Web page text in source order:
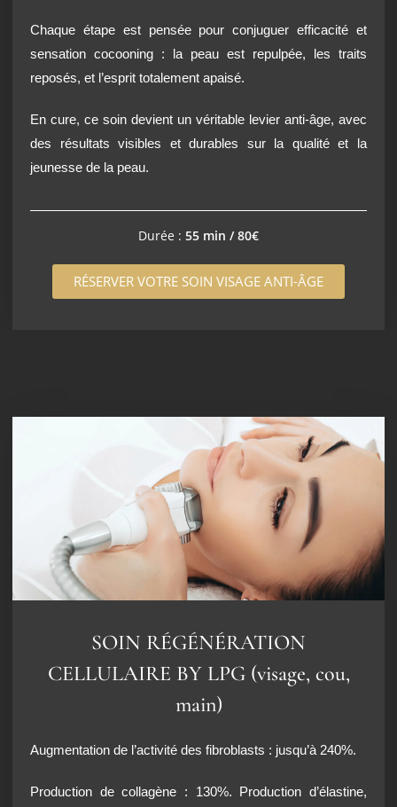
Chaque étape est pensée pour conjuguer efficacité et
sensation cocooning : la peau est repulpée, les traits
reposés, et l’esprit totalement apaisé.
En cure, ce soin devient un véritable levier anti-âge, avec
des résultats visibles et durables sur la qualité et la
jeunesse de la peau.
Durée : 55 min / 80€
RÉSERVER VOTRE SOIN VISAGE ANTI-ÂGE
SOIN RÉGÉNÉRATION
CELLULAIRE BY LPG (visage, cou,
main)
Augmentation de l’activité des fibroblasts : jusqu’à 240%.
Production de collagène : 130%. Production d’élastine,